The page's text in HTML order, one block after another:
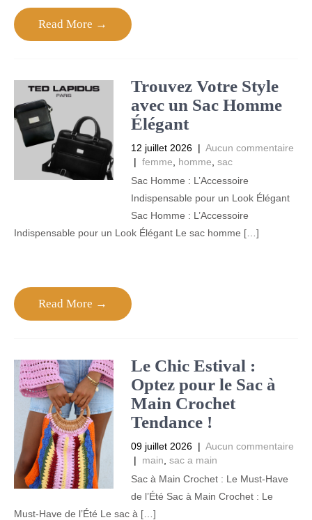
Read More →
Trouvez Votre Style
avec un Sac Homme
Élégant
12 juillet 2026 | Aucun commentaire
| femme homme sac
Sac Homme : L’Accessoire
Indispensable pour un Look Élégant
Sac Homme : L’Accessoire
Indispensable pour un Look Élégant Le sac homme […]
Read More →
Le Chic Estival :
Optez pour le Sac à
Main Crochet
Tendance !
09 juillet 2026 | Aucun commentaire
| main sac a main
Sac à Main Crochet : Le Must-Have
de l’Été Sac à Main Crochet : Le
Must-Have de l’Été Le sac à […]